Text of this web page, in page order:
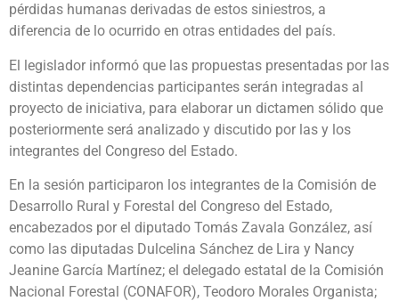
pérdidas humanas derivadas de estos siniestros, a
diferencia de lo ocurrido en otras entidades del país.
El legislador informó que las propuestas presentadas por las
distintas dependencias participantes serán integradas al
proyecto de iniciativa, para elaborar un dictamen sólido que
posteriormente será analizado y discutido por las y los
integrantes del Congreso del Estado.
En la sesión participaron los integrantes de la Comisión de
Desarrollo Rural y Forestal del Congreso del Estado,
encabezados por el diputado Tomás Zavala González, así
como las diputadas Dulcelina Sánchez de Lira y Nancy
Jeanine García Martínez; el delegado estatal de la Comisión
Nacional Forestal (CONAFOR), Teodoro Morales Organista;